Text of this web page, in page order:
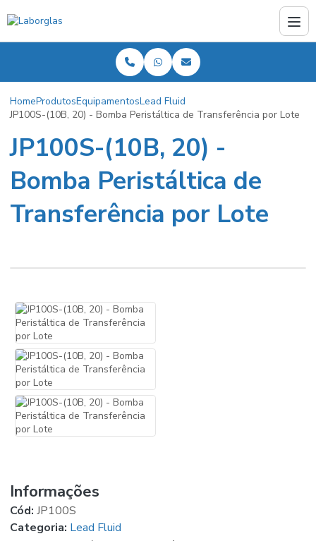
HomeProdutosEquipamentosLead Fluid
JP100S-(10B, 20) - Bomba Peristáltica de Transferência por Lote
JP100S-(10B, 20) -
Bomba Peristáltica de
Transferência por Lote
Informações
Cód: JP100S
Categoria: Lead Fluid